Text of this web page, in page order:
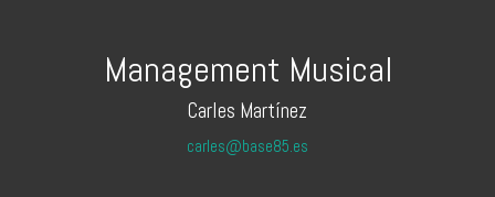
Management Musical
Carles Martínez
carles@base85.es